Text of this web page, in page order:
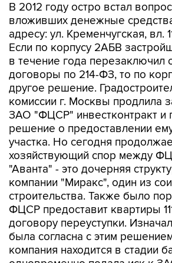
В 2012 году остро встал
вложивших денежные
адресу: ул. Кременчугская, вл.
Если по корпусу 2АБВ
в течение года перезаключил
договоры по 214-ФЗ, то по
другое решение.
комиссии г. Москвы продлила
ЗАО "ФЦСР" инвестконтракт и
решение о предоставлении
участка. Но сегодня
хозяйствующий спор между
"Аванта" - это дочерняя
компании "Миракс", один из
строительства. Также было
ФЦСР предоставит квартиры
договору переуступки.
была согласна с этим
компания находится в стадии